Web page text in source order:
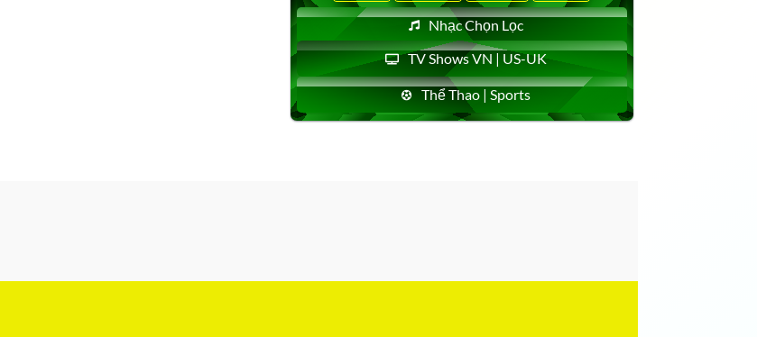
Nhạc Chọn Lọc
TV Shows VN | US-UK
Thể Thao | Sports